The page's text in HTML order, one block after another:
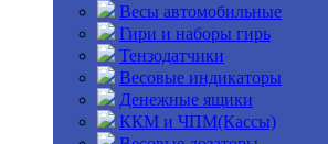
Весы автомобильные
Гири и наборы гирь
Тензодатчики
Весовые индикаторы
Денежные ящики
ККМ и ЧПМ(Кассы)